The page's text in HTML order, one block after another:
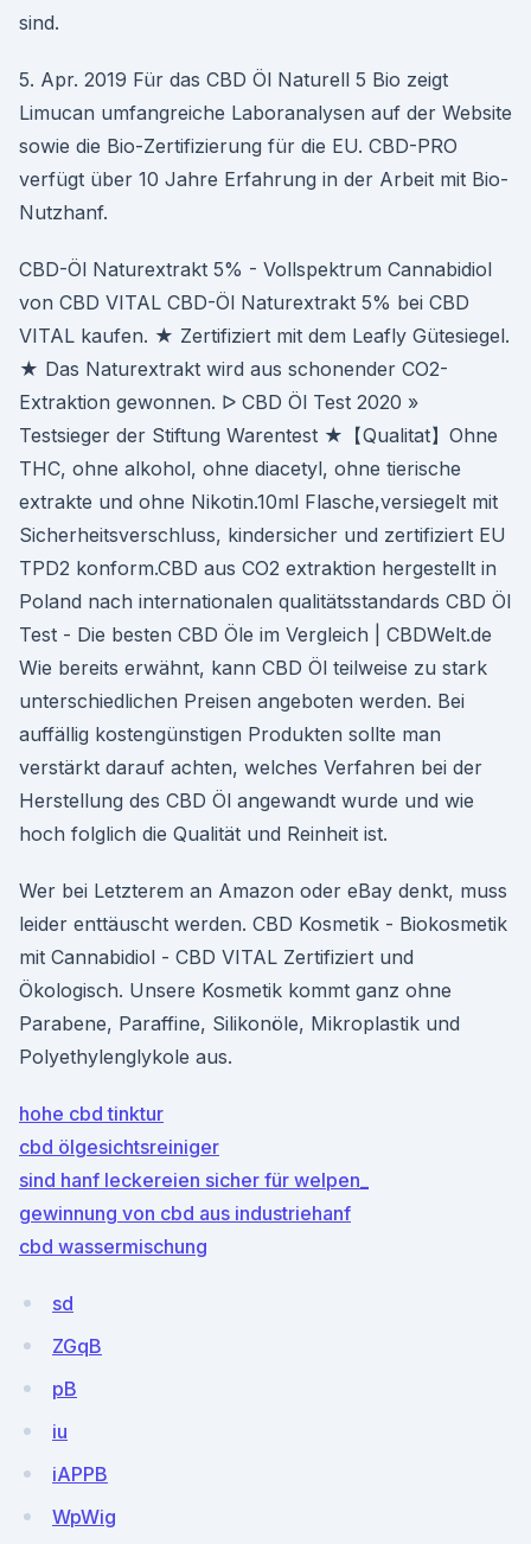
sind.
5. Apr. 2019 Für das CBD Öl Naturell 5 Bio zeigt
Limucan umfangreiche Laboranalysen auf der Website
sowie die Bio-Zertifizierung für die EU. CBD-PRO
verfügt über 10 Jahre Erfahrung in der Arbeit mit Bio-
Nutzhanf.
CBD-Öl Naturextrakt 5% - Vollspektrum Cannabidiol
von CBD VITAL CBD-Öl Naturextrakt 5% bei CBD
VITAL kaufen. ★ Zertifiziert mit dem Leafly Gütesiegel.
★ Das Naturextrakt wird aus schonender CO2-
Extraktion gewonnen. ᐅ CBD Öl Test 2020 »
Testsieger der Stiftung Warentest ★【Qualitat】Ohne
THC, ohne alkohol, ohne diacetyl, ohne tierische
extrakte und ohne Nikotin.10ml Flasche,versiegelt mit
Sicherheitsverschluss, kindersicher und zertifiziert EU
TPD2 konform.CBD aus CO2 extraktion hergestellt in
Poland nach internationalen qualitätsstandards CBD Öl
Test - Die besten CBD Öle im Vergleich | CBDWelt.de
Wie bereits erwähnt, kann CBD Öl teilweise zu stark
unterschiedlichen Preisen angeboten werden. Bei
auffällig kostengünstigen Produkten sollte man
verstärkt darauf achten, welches Verfahren bei der
Herstellung des CBD Öl angewandt wurde und wie
hoch folglich die Qualität und Reinheit ist.
Wer bei Letzterem an Amazon oder eBay denkt, muss
leider enttäuscht werden. CBD Kosmetik - Biokosmetik
mit Cannabidiol - CBD VITAL Zertifiziert und
Ökologisch. Unsere Kosmetik kommt ganz ohne
Parabene, Paraffine, Silikonöle, Mikroplastik und
Polyethylenglykole aus.
hohe cbd tinktur
cbd ölgesichtsreiniger
sind hanf leckereien sicher für welpen_
gewinnung von cbd aus industriehanf
cbd wassermischung
sd
ZGqB
pB
iu
iAPPB
WpWig